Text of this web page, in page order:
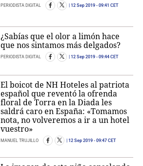
PERIODISTA DIGITAL 12 Sep 2019 - 09:41 CET
¿Sabías que el olor a limón hace
que nos sintamos más delgados?
PERIODISTA DIGITAL 12 Sep 2019 - 09:44 CET
El boicot de NH Hoteles al patriota
español que reventó la ofrenda
floral de Torra en la Diada les
saldrá caro en España: «Tomamos
nota, no volveremos a ir a un hotel
vuestro»
MANUEL TRUJILLO 12 Sep 2019 - 09:47 CET